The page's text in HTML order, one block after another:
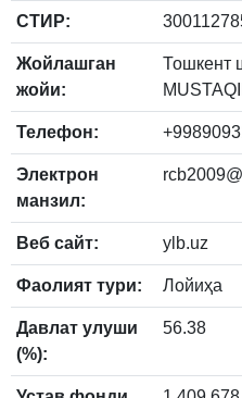
СТИР:
Жойлашган
жойи:
Тошкент
Телефон:
Электрон
манзил:
Веб сайт: ylb.uz
Фаолият тури: Лойиҳа
Давлат улуши
(%):
56.38